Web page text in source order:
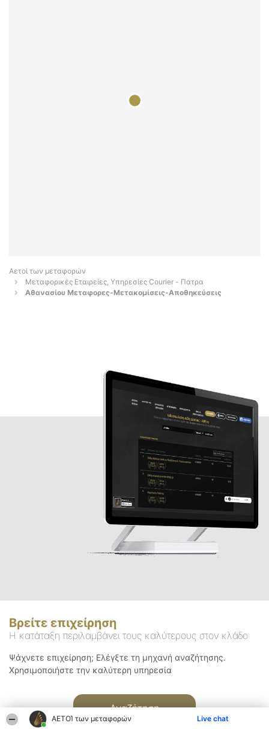
ΑΕΤΟΊ των μεταφορών Live chat
Αετοί των μεταφορών
Μεταφορικές Εταιρείες, Υπηρεσίες Courier - Πατρα
Αθανασίου Μεταφορες-Μετακομίσεις-Αποθηκεύσεις
Βρείτε επιχείρηση
Η κατάταξη περιλαμβάνει τους καλύτερους στον κλάδο
Ψάχνετε επιχείρηση; Ελέγξτε τη μηχανή αναζήτησης.
Χρησιμοποιήστε την καλύτερη υπηρεσία
Αναζήτηση